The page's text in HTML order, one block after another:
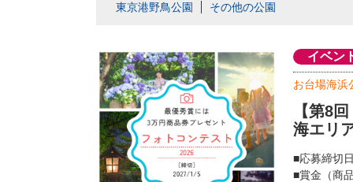
東京港野鳥公園
その他の公園
イベン
お台場海浜
【第8
海エリ
■応募締切
■賞金（商